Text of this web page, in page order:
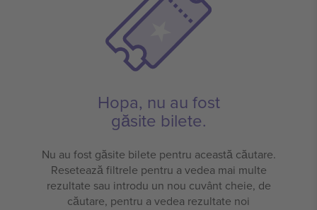
Hopa, nu au fost
găsite bilete.
Nu au fost găsite bilete pentru această căutare.
Resetează filtrele pentru a vedea mai multe
rezultate sau introdu un nou cuvânt cheie, de
căutare, pentru a vedea rezultate noi